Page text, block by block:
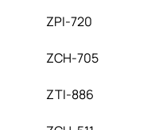
ZPI-720
ZCH-705
ZTI-886